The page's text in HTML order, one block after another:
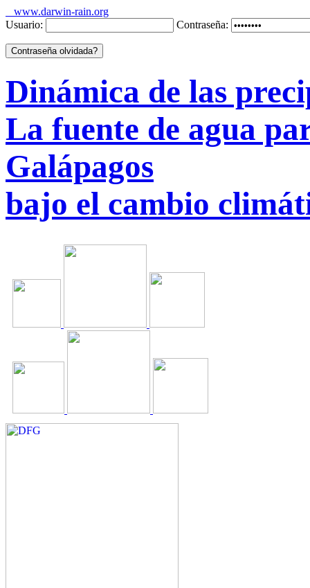
www.darwin-rain.org
Usuario:
Contraseña:
Dinámica de las
La fuente de agua
Galápagos
bajo el cambio